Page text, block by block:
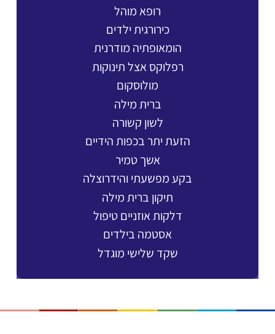
רופא מוהל
כירורגית ילדים
הומאופתיה מודרנית
רפלוקס אצל תינוקות
מולוסקום
ברית מילה
לשון קשורה
הזעת יתר בכפות הידיים
אשך טמיר
בקע מפשעתי והידרוצלה
תיקון ברית מילה
דלקות אוזניים טיפול
אסטמה בילדים
שקד שלישי מוגדל